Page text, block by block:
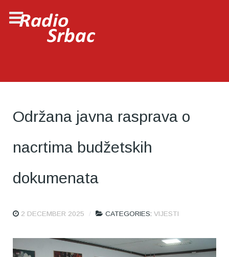
Održana javna rasprava o
nacrtima budžetskih
dokumenata
2 DECEMBER 2025 CATEGORIES: VIJESTI